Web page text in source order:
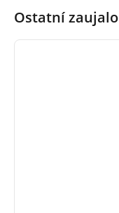
Ostatní zaujalo